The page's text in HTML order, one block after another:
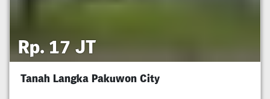
Rp. 17 JT
Tanah Langka Pakuwon City